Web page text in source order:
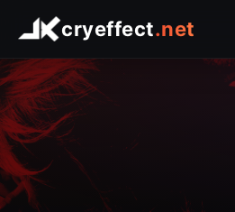
cryeffect.net
Startseite
Shop
Arduino
Linux
Raspberry Pi